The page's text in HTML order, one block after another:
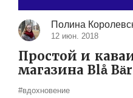
Полина
12 июн. 2018
Простой и
магазина Blå Bär
#вдохновение